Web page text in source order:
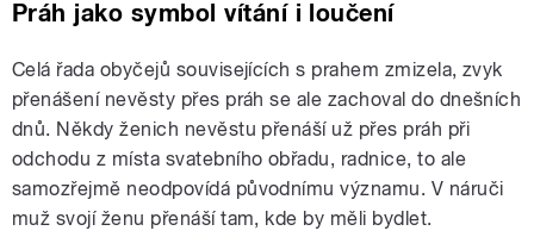
Práh jako symbol vítání i loučení
Celá řada obyčejů souvisejících s prahem zmizela, zvyk
přenášení nevěsty přes práh se ale zachoval do dnešních
dnů. Někdy ženich nevěstu přenáší už přes práh při
odchodu z místa svatebního obřadu, radnice, to ale
samozřejmě neodpovídá původnímu významu. V náruči
muž svojí ženu přenáší tam, kde by měli bydlet.